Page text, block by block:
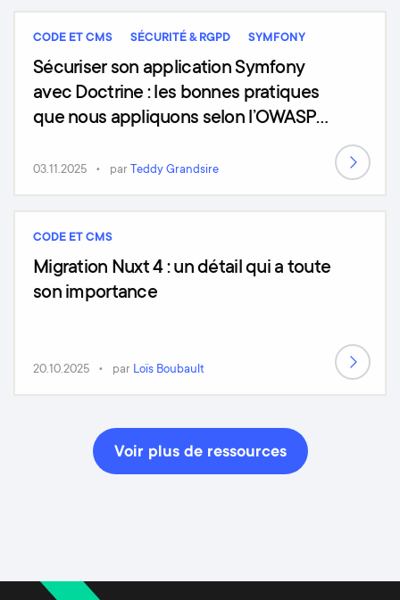
CODE ET CMS SÉCURITÉ & RGPD SYMFONY
Sécuriser son application Symfony
avec Doctrine : les bonnes pratiques
que nous appliquons selon l’OWASP
03.11.2025 par Teddy Grandsire
CODE ET CMS
Migration Nuxt 4 : un détail qui a toute
son importance
20.10.2025 par Loïs Boubault
Voir plus de ressources